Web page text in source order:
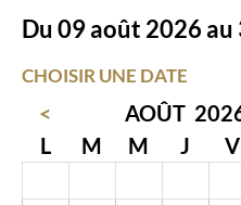
Du 09 août 2026
CHOISIR UNE DATE
< AOÛT
L
M M J V